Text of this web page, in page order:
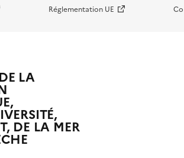
Réglementation UE
LA
DE LA MER